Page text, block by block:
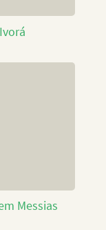
Messias